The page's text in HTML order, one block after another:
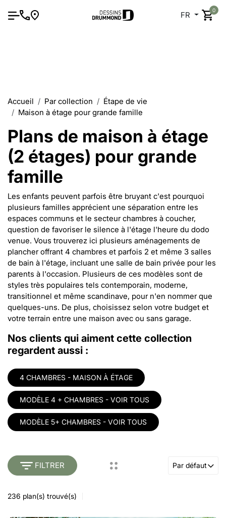
FR
0
Accueil Par collection
Étape de vie
Maison à étage pour grande famille
Plans de maison à étage
(2 étages) pour grande
famille
Les enfants peuvent parfois être bruyant c'est pourquoi
plusieurs familles apprécient une séparation entre les
espaces communs et le secteur chambres à coucher,
question de favoriser le silence à l'étage l'heure du dodo
venue. Vous trouverez ici plusieurs aménagements de
plancher offrant 4 chambres et parfois 2 et même 3 salles
de bain à l'étage, incluant une salle de bain privée pour les
parents à l'occasion. Plusieurs de ces modèles sont de
styles très populaires tels contemporain, moderne,
transitionnel et même scandinave, pour n'en nommer que
quelques-uns. De plus, choisissez selon votre budget et
votre terrain entre une maison avec ou sans garage.
Nos clients qui aiment cette collection
regardent aussi :
4 CHAMBRES - MAISON À ÉTAGE
MODÈLE 4 + CHAMBRES - VOIR TOUS
MODÈLE 5+ CHAMBRES - VOIR TOUS
FILTRER Par défaut
236 plan(s) trouvé(s)